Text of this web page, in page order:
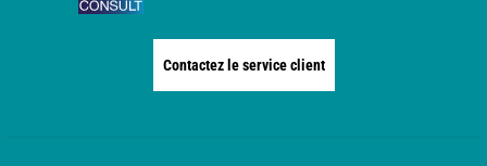
Contactez le service client